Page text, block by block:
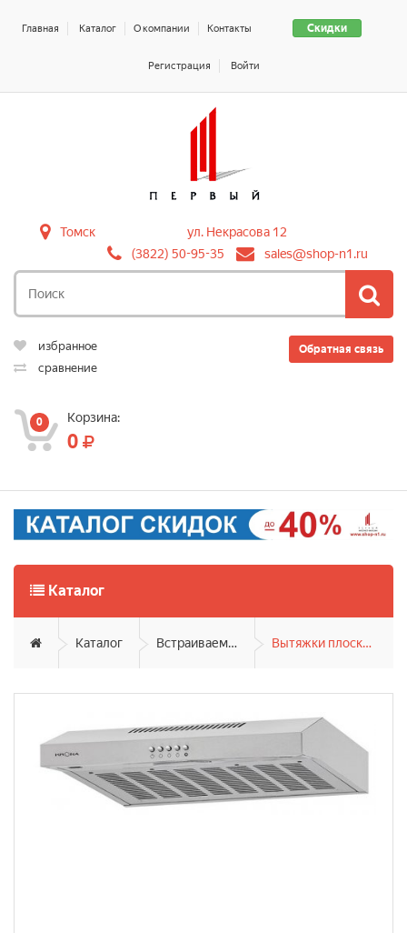
Скидки
Главная Каталог О компании Контакты
Регистрация Войти
Томск
ул. Некрасова 12
(3822) 50-95-35
sales@shop-n1.ru
Обратная связь
избранное
сравнение
0 Корзина:
0
Каталог
Каталог Встраиваемая техника Вытяжки плоские (блочные)